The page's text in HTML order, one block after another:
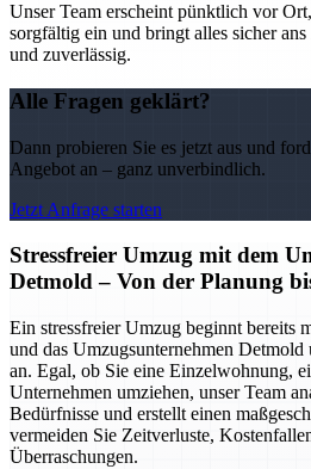
Unser Team erscheint pünktlich vor
sorgfältig ein und bringt alles sicher
und zuverlässig.
Alle Fragen geklärt?
Dann probieren Sie es jetzt aus und
Angebot an – ganz unverbindlich.
Jetzt Anfrage starten
Stressfreier Umzug mit dem
Detmold – Von der Planung
Ein stressfreier Umzug beginnt bereits
und das Umzugsunternehmen
an. Egal, ob Sie eine Einzelwohnung,
Unternehmen umziehen, unser Team
Bedürfnisse und erstellt einen
vermeiden Sie Zeitverluste,
Überraschungen.